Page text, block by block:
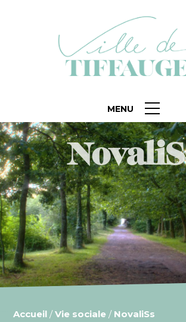
MENU
Accueil /Vie sociale / NovaliSs